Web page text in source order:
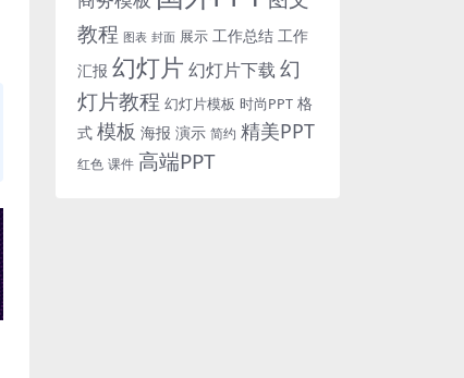
教程 图表 封面 展示 工作总结 工作
汇报 幻灯片 幻灯片下载 幻
灯片教程 幻灯片模板 时尚PPT 格
式 模板 海报 演示 简约 精美PPT
红色 课件 高端PPT